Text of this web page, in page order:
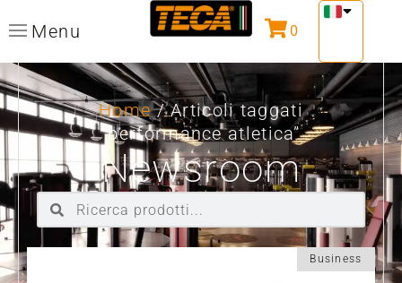
Menu 0
Home/ Articoli taggati
“performance atletica”
Newsroom
Business